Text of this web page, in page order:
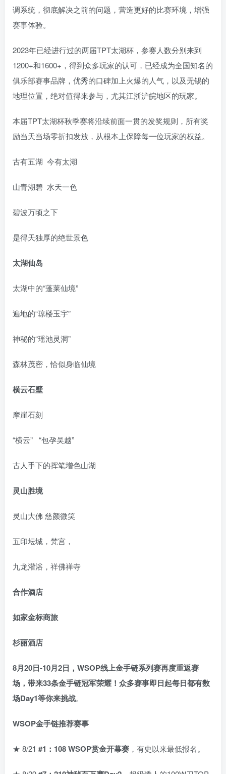
调系统，彻底解决之前的问题，营造更好的比赛环境，增强
赛事体验。
2023年已经进行过的两届TPT太湖杯，参赛人数分别来到
1200+和1600+，得到众多玩家的认可，已经成为全国知名的
俱乐部赛事品牌，优秀的口碑加上火爆的人气，以及无锡的
地理位置，绝对值得来参与，尤其江浙沪皖地区的玩家。
本届TPT太湖杯秋季赛将沿续前面一贯的发奖规则，所有奖
励当天当场零折扣发放，从根本上保障每一位玩家的权益。
古有五湖 今有太湖
山青湖碧 水天一色
碧波万顷之下
是得天独厚的绝世景色
太湖仙岛
太湖中的“蓬莱仙境”
遍地的“琼楼玉宇”
神秘的“瑶池灵洞”
森林茂密，恰似身临仙境
横云石壁
摩崖石刻
“横云” “包孕吴越”
古人手下的挥笔增色山湖
灵山胜境
灵山大佛 慈颜微笑
五印坛城，梵宫，
九龙灌浴，祥佛禅寺
合作酒店
如家金标商旅
杉丽酒店
8月20日-10月2日， WSOP线上金手链系列赛再度重返赛
场 ，带来33条金手链冠军荣耀！众多赛事即日起每日都有数
场Day1等你来挑战。
WSOP金手链推荐赛事
★ 8/21 #1：108 WSOP赏金开幕赛 ，有史以来最低报名。